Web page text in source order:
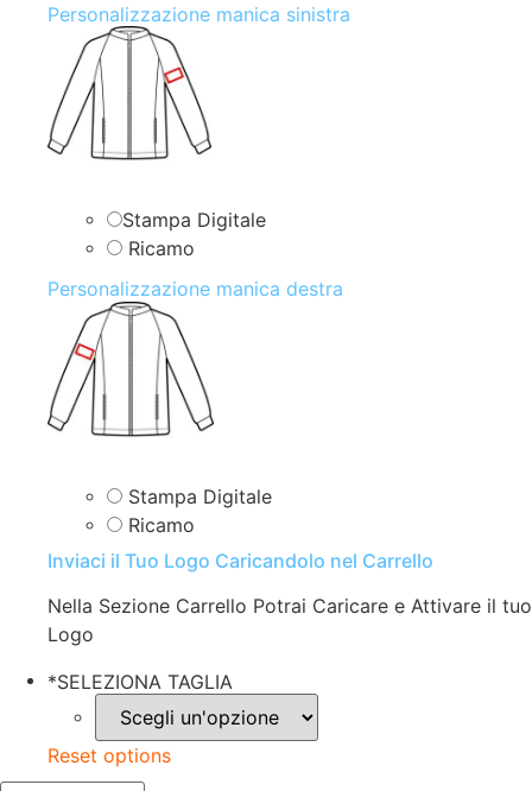
Personalizzazione manica sinistra
Stampa Digitale
Ricamo
Personalizzazione manica destra
Stampa Digitale
Ricamo
Inviaci il Tuo Logo Caricandolo nel Carrello
Nella Sezione Carrello Potrai Caricare e Attivare il tuo
Logo
*SELEZIONA TAGLIA
Reset options